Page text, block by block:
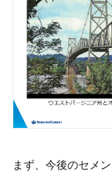
まず、今後のセメ